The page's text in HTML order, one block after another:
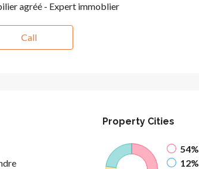
agréé - Expert immoblier
Call
Property Cities
54%
12%